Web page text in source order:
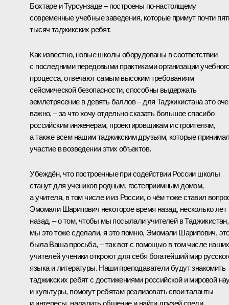
Бохтаре и Турсунзаде – построены по-настоящему
современные учебные заведения, которые примут почти
тысяч таджикских ребят.
Как известно, новые школы оборудованы в соответствии
с последними передовыми практиками организации
процесса, отвечают самым высоким требованиям
сейсмической безопасности, способны выдержать
землетрясение в девять баллов – для Таджикистана это
важно, – за что хочу отдельно сказать большое спасибо
российским инженерам, проектировщикам и строителям,
а также всем нашим таджикским друзьям, которые
участие в возведении этих объектов.
Убеждён, что построенные при содействии России школы
станут для учеников родным, гостеприимным домом,
а учителя, в том числе и из России, о чём тоже ставил
Эмомали Шарипович некоторое время назад, несколько лет
назад, – о том, чтобы мы посылали учителей в Таджикистан,
мы это тоже сделали, я это помню, Эмомали Шарипович,
была Ваша просьба, – так вот с помощью в том числе наших
учителей ученики откроют для себя богатейший мир
языка и литературы. Наши преподаватели будут знакомить
таджикских ребят с достижениями российской и мировой
и культуры, помогут ребятам реализовать свои таланты
и интересы, наладить общение и найти друзей среди